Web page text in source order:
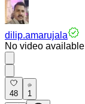
dilip.amarujala
No video available
48 1